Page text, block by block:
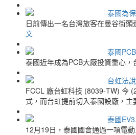
泰國為
日前傳出一名台灣旅客在曼谷街
文
泰國
泰國近年成為PCB大廠投資重心
台虹法
FCCL 廠台虹科技 (8039-TW) 今
式，而台虹提前切入泰國設廠，
泰國
12月19日，泰國國會通過一項電